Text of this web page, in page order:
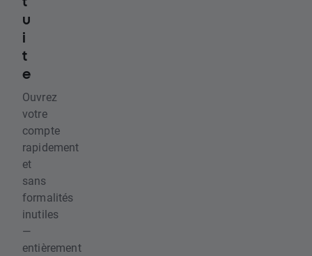
u
i
t
e
Ouvrez
votre
compte
rapidement
et
sans
formalités
inutiles
—
entièrement